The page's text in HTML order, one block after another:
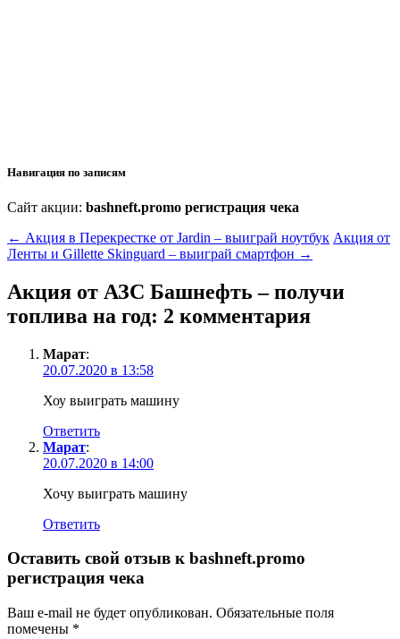
Навигация по записям
Сайт акции: bashneft.promo регистрация чека
← Акция в Перекрестке от Jardin – выиграй ноутбук Акция от
Ленты и Gillette Skinguard – выиграй смартфон →
Акция от АЗС Башнефть – получи
топлива на год: 2 комментария
Марат:
20.07.2020 в 13:58
Хоу выиграть машину
Ответить
Марат:
20.07.2020 в 14:00
Хочу выиграть машину
Ответить
Оставить свой отзыв к bashneft.promo
регистрация чека
Ваш e-mail не будет опубликован. Обязательные поля
помечены *